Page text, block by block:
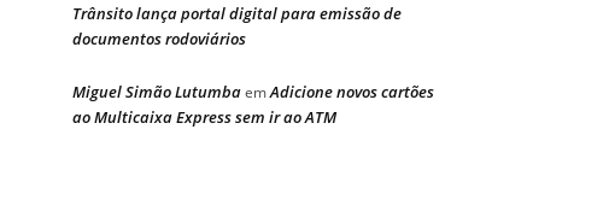
Trânsito lança portal digital para emissão de
documentos rodoviários
Miguel Simão LutumbaemAdicione novos cartões
ao Multicaixa Express sem ir ao ATM